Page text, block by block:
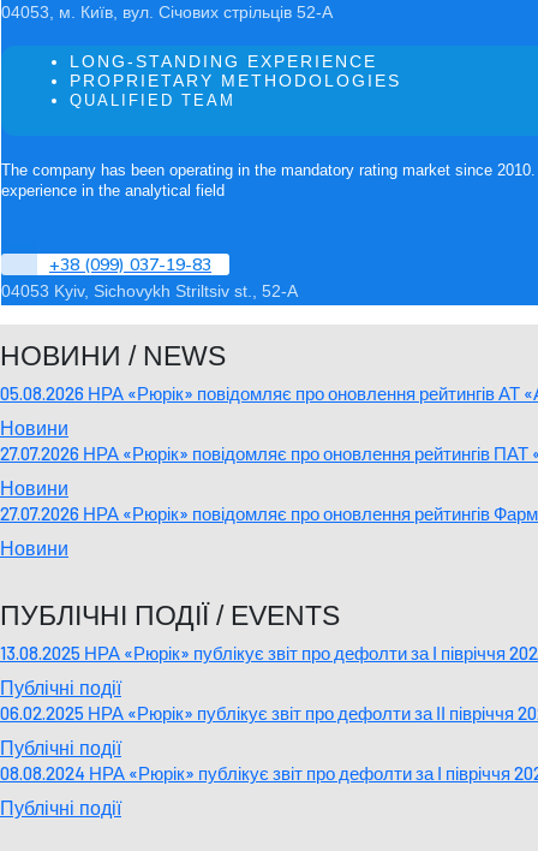
04053, м. Київ, вул. Січових стрільців 52-А
LONG-STANDING EXPERIENCE
PROPRIETARY METHODOLOGIES
QUALIFIED TEAM
The company has been operating in the mandatory rating market since
experience in the analytical field
+38 (099) 037-19-83
04053 Kyiv, Sichovykh Striltsiv st., 52-A
НОВИНИ / NEWS
05.08.2026 НРА «Рюрік» повідомляє про оновлення рейтингів
Новини
27.07.2026 НРА «Рюрік» повідомляє про оновлення рейтингів
Новини
27.07.2026 НРА «Рюрік» повідомляє про оновлення рейтингів
Новини
ПУБЛІЧНІ ПОДІЇ / EVENTS
13.08.2025 НРА «Рюрік» публікує звіт про дефолти за І півріччя
Публічні події
06.02.2025 НРА «Рюрік» публікує звіт про дефолти за ІІ півріччя
Публічні події
08.08.2024 НРА «Рюрік» публікує звіт про дефолти за І півріччя
Публічні події